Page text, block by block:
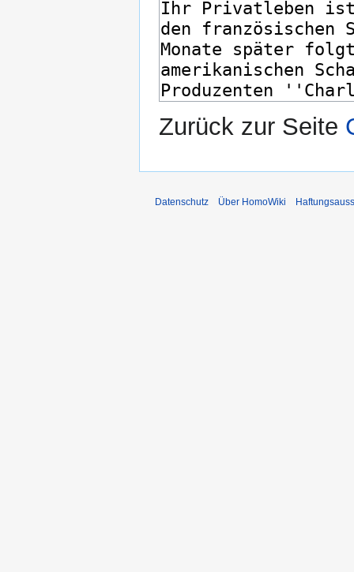
Zurück zur Seite
Datenschutz Über HomoWiki